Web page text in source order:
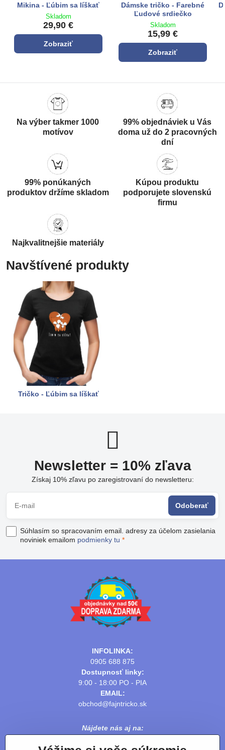
Mikina - Ľúbim sa líškať
Skladom
29,90 €
Zobraziť
Dámske tričko - Farebné
Ľudové srdiečko
Skladom
15,99 €
Zobraziť
Na výber takmer 1000
motívov
99% objednáviek u Vás
doma už do 2 pracovných
dní
99% ponúkaných
produktov držíme skladom
Kúpou produktu
podporujete slovenskú
firmu
Najkvalitnejšie materiály
Navštívené produkty
Tričko - Ľúbim sa líškať
Newsletter = 10% zľava
Získaj 10% zľavu po zaregistrovaní do newsletteru:
Odoberať
Súhlasím so spracovaním email. adresy za účelom zasielania
noviniek emailom podmienky tu *
INFOLINKA:
0905 688 875
Dostupnosť linky:
9:00 - 18:00 PO - PIA
EMAIL:
obchod@fajntricko.sk
Nájdete nás aj na: